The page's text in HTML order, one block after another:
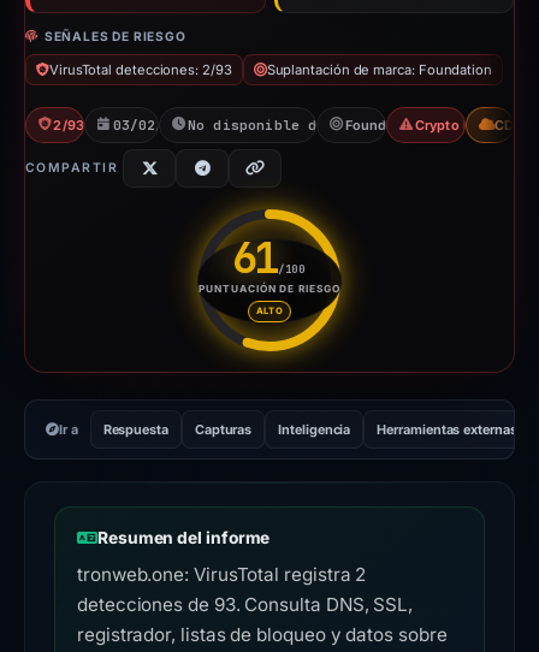
SEÑALES DE RIESGO
VirusTotal detecciones: 2/93 Suplantación de marca: Foundation
2/93 VT 03/02/2026No disponible desde 06/06/2026
FoundationCrypto Drainer
CDN
COMPARTIR
61/100
PUNTUACIÓN DE RIESGO
ALTO
Puntuación de riesgo: 61
Ir a Respuesta Capturas Inteligencia Herramientas externas
Resumen del informe
tronweb.one: VirusTotal registra 2
detecciones de 93. Consulta DNS, SSL,
registrador, listas de bloqueo y datos sobre